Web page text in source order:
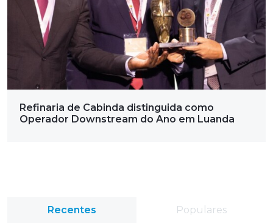
Refinaria de Cabinda distinguida como
Operador Downstream do Ano em Luanda
Recentes Populares